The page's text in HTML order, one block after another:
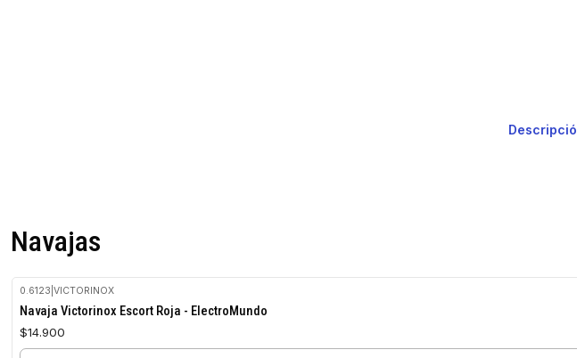
Navajas
0.6123 VICTORINOX
Navaja Victorinox Escort Roja - ElectroMundo
$14.900